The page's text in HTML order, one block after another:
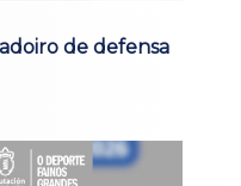
de defensa